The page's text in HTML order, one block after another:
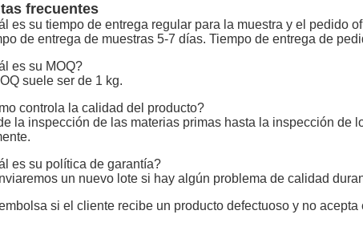
frecuentes
es su tiempo de entrega regular para la muestra y el pedido
de entrega de muestras 5-7 días. Tiempo de entrega de
es su MOQ?
suele ser de 1 kg.
controla la calidad del producto?
la inspección de las materias primas hasta la inspección de
es su política de garantía?
un nuevo lote si hay algún problema de calidad
si el cliente recibe un producto defectuoso y no acepta